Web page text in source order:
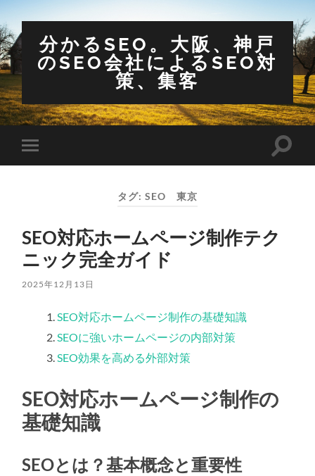
分かるSEO。大阪、神戸
のSEO会社によるSEO対
策、集客
モ
バ
ー
を
切
り
替
え
検
タグ: SEO 東京
SEO対応ホームページ制作テク
ニック完全ガイド
2025年12月13日
SEO対応ホームページ制作の基礎知識
SEOに強いホームページの内部対策
SEO効果を高める外部対策
SEO対応ホームページ制作の
基礎知識
SEOとは？基本概念と重要性